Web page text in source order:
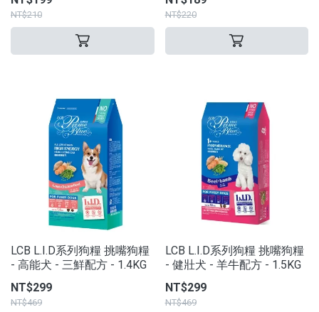
NT$210 NT$220
LCB L.I.D系列狗糧 挑嘴狗糧
- 高能犬 - 三鮮配方 - 1.4KG
NT$299
NT$469
LCB L.I.D系列狗糧 挑嘴狗糧
- 健壯犬 - 羊牛配方 - 1.5KG
NT$299
NT$469